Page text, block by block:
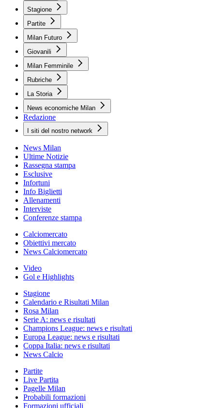
Stagione
Partite
Milan Futuro
Giovanili
Milan Femminile
Rubriche
La Storia
News economiche Milan
Redazione
I siti del nostro network
News Milan
Ultime Notizie
Rassegna stampa
Esclusive
Infortuni
Info Biglietti
Allenamenti
Interviste
Conferenze stampa
Calciomercato
Obiettivi mercato
News Calciomercato
Video
Gol e Highlights
Stagione
Calendario e Risultati Milan
Rosa Milan
Serie A: news e risultati
Champions League: news e risultati
Europa League: news e risultati
Coppa Italia: news e risultati
News Calcio
Partite
Live Partita
Pagelle Milan
Probabili formazioni
Formazioni ufficiali